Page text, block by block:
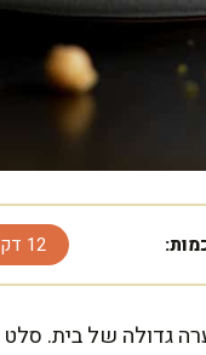
12 דק'
גדולה של בית. סלט